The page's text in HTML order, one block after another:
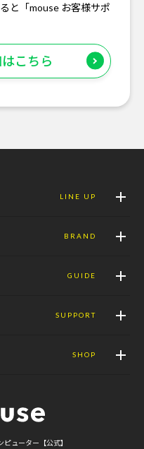
と「mouse お客様サポ
こちら
LINE UP
BRAND
GUIDE
SUPPORT
SHOP
ューター【公式】